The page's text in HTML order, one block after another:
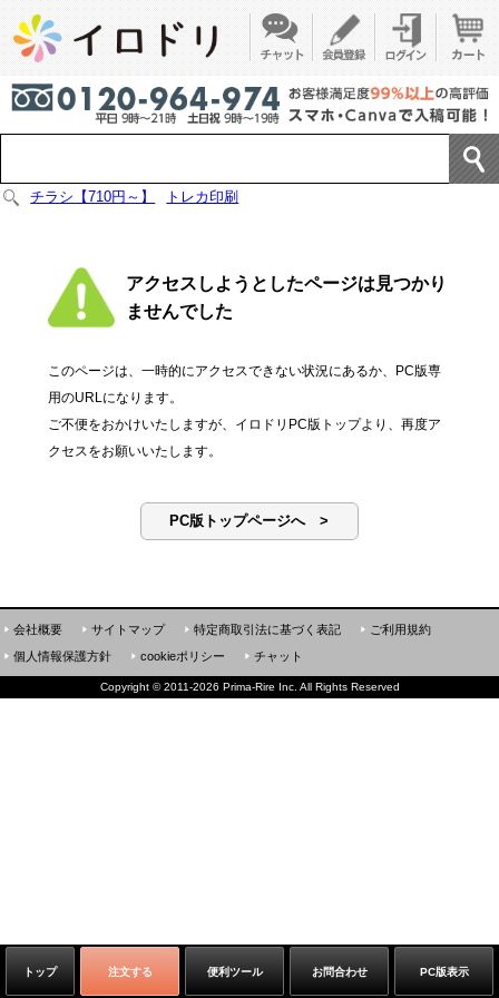
チラシ【710円～】 トレカ印刷
アクセスしようとしたページは見つかり
ませんでした
このページは、一時的にアクセスできない状況にあるか、PC版専
用のURLになります。
ご不便をおかけいたしますが、イロドリPC版トップより、再度ア
クセスをお願いいたします。
PC版トップページへ >
トップ 注文する 便利ツール お問合わせ PC版表示
会社概要 サイトマップ 特定商取引法に基づく表記
ご利用規約
個人情報保護方針
cookieポリシー チャット
Copyright ©2011-2026 Prima-Rire Inc. All Rights Reserved